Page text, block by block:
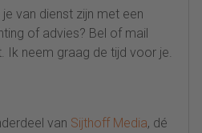
je van dienst zijn met een
of advies? Bel of mail
Ik neem graag de tijd voor je.
van Sijthoff Media, dé